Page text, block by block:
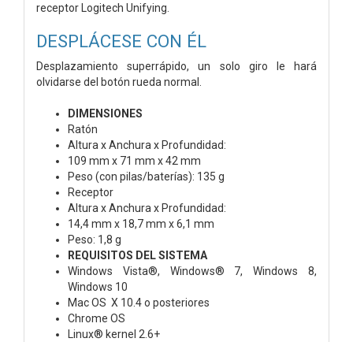
receptor Logitech Unifying.
DESPLÁCESE CON ÉL
Desplazamiento superrápido, un solo giro le hará
olvidarse del botón rueda normal.
DIMENSIONES
Ratón
Altura x Anchura x Profundidad:
109 mm x 71 mm x 42 mm
Peso (con pilas/baterías): 135 g
Receptor
Altura x Anchura x Profundidad:
14,4 mm x 18,7 mm x 6,1 mm
Peso: 1,8 g
REQUISITOS DEL SISTEMA
Windows Vista®, Windows® 7, Windows 8,
Windows 10
Mac OS X 10.4 o posteriores
Chrome OS
Linux® kernel 2.6+